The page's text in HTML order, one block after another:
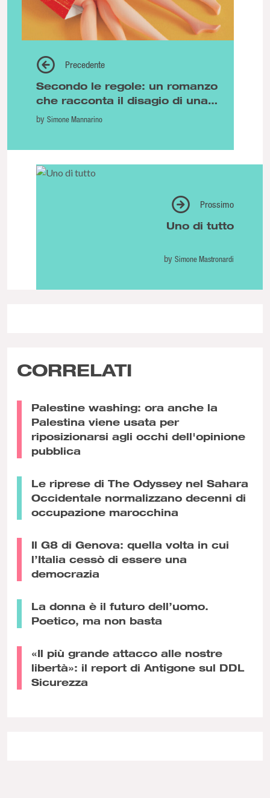
Precedente
Secondo le regole: un romanzo
che racconta il disagio di una
generazione
by Simone Mannarino
Prossimo
Uno di tutto
by Simone Mastronardi
CORRELATI
Palestine washing: ora anche la
Palestina viene usata per
riposizionarsi agli occhi dell'opinione
pubblica
Le riprese di The Odyssey nel Sahara
Occidentale normalizzano decenni di
occupazione marocchina
Il G8 di Genova: quella volta in cui
l’Italia cessò di essere una
democrazia
La donna è il futuro dell’uomo.
Poetico, ma non basta
«Il più grande attacco alle nostre
libertà»: il report di Antigone sul DDL
Sicurezza